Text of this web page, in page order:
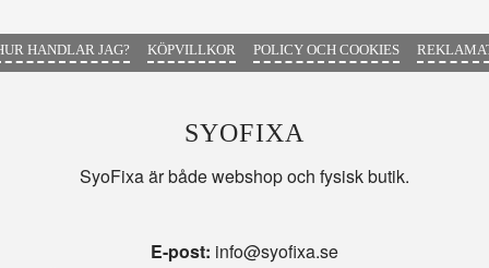
HANDLAR JAG? KÖPVILLKOR POLICY OCH COOKIES
SYOFIXA
SyoFixa är både webshop och fysisk butik.
E-post: info@syofixa.se